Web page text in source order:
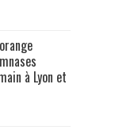
à Lyon et